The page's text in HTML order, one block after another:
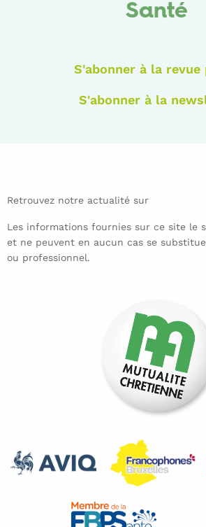
Santé
S'abonner à la revue
S'abonner à la
Retrouvez notre actualité sur
Les informations fournies sur ce site le
et ne peuvent en aucun cas se
ou professionnel.